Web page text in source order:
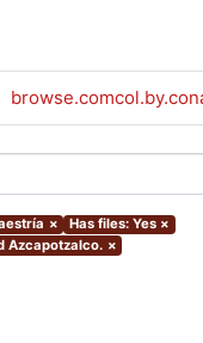
× Has files: Yes ×
Azcapotzalco. ×